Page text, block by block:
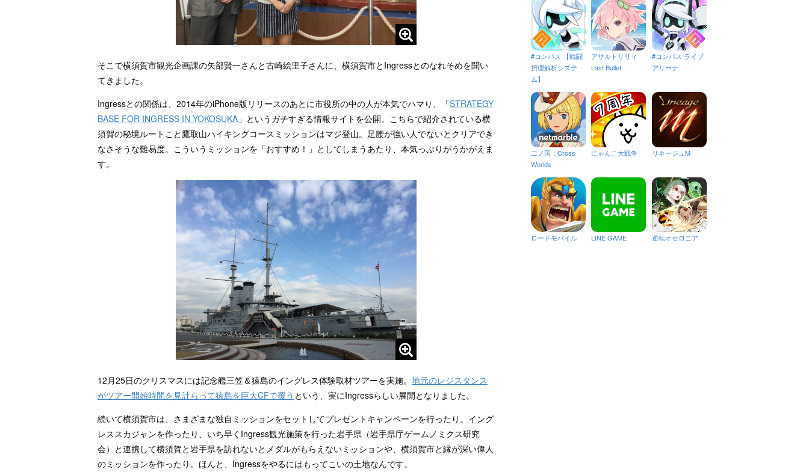
そこで横須賀市観光企画課の矢部賢一さんと古崎絵里子さんに、横須賀市とIngressとのなれそめを聞い
てきました。
Ingressとの関係は、2014年のiPhone版リリースのあとに市役所の中の人が本気でハマり、「STRATEGY
BASE FOR INGRESS IN YOKOSUKA 」というガチすぎる情報サイトを公開。こちらで紹介されている横
須賀の秘境ルートこと鷹取山ハイキングコースミッションはマジ登山。足腰が強い人でないとクリアでき
なさそうな難易度。こういうミッションを「おすすめ！」としてしまうあたり、本気っぷりがうかがえま
す。
12月25日のクリスマスには記念艦三笠＆猿島のイングレス体験取材ツアーを実施。 地元のレジスタンス
がツアー開始時間を見計らって猿島を巨大CFで覆う という、実にIngressらしい展開となりました。
続いて横須賀市は、さまざまな独自ミッションをセットしてプレゼントキャンペーンを行ったり。イング
レススカジャンを作ったり、いち早くIngress観光施策を行った岩手県（岩手県庁ゲームノミクス研究
会）と連携して横須賀と岩手県を訪れないとメダルがもらえないミッションや、横須賀市と縁が深い偉人
のミッションを作ったり。ほんと、Ingressをやるにはもってこいの土地なんです。
#コンパス 【戦闘
摂理解析システ
ム】
アサルトリリィ
Last Bullet
#コンパス ライブ
アリーナ
二ノ国：Cross
Worlds
にゃんこ大戦争 リネージュM
ロードモバイル LINE GAME 逆転オセロニア